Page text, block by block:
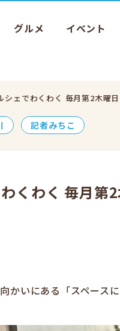
グルメ イベント
シェでわくわく 毎月第2木曜日
記者みちこ
くわく 毎月第
かいにある「スペース